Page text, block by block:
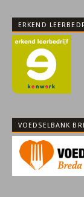
ERKEND
VOEDSELBANK